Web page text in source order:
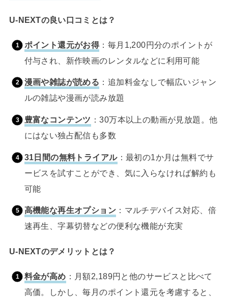
U-NEXTの良い口コミとは？
ポイント還元がお得：毎月1,200円分のポイントが
付与され、新作映画のレンタルなどに利用可能
漫画や雑誌が読める ：追加料金なしで幅広いジャン
ルの雑誌や漫画が読み放題
豊富なコンテンツ ：30万本以上の動画が見放題。他
にはない独占配信も多数
31日間の無料トライアル：最初の1か月は無料でサ
ービスを試すことができ、気に入らなければ解約も
可能
高機能な再生オプション ：マルチデバイス対応、倍
速再生、字幕切替などの便利な機能が充実
U-NEXTのデメリットとは？
料金が高め ：月額2,189円と他のサービスと比べて
高価。しかし、毎月のポイント還元を考慮すると、